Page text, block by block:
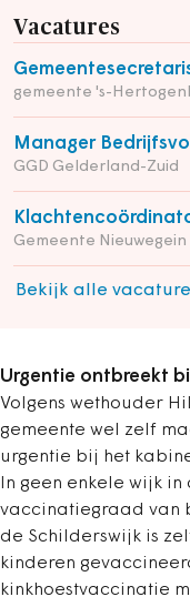
Vacatures
gemeente 's-
Manager
GGD Gelderland-Zuid
Gemeente Nieuwegein
Bekijk alle
Urgentie ontbreekt
Volgens wethouder
gemeente wel zelf
urgentie bij het
In geen enkele wijk
vaccinatiegraad van
de Schilderswijk is
kinderen
kinkhoestvaccinatie